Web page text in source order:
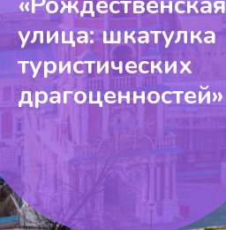
улица: шкатулка
туристических
драгоценностей»